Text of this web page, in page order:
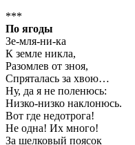
***
По ягоды
Зе-мля-ни-ка
К земле никла,
Разомлев от зноя,
Спряталась за хвою…
Ну, да я не поленюсь:
Низко-низко наклонюсь.
Вот где недотрога!
Не одна! Их много!
За шелковый поясок